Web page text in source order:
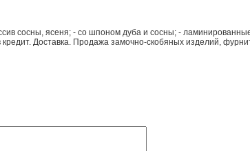
сосны, ясеня; - со шпоном дуба и сосны; -
Доставка. Продажа замочно-скобяных изделий,